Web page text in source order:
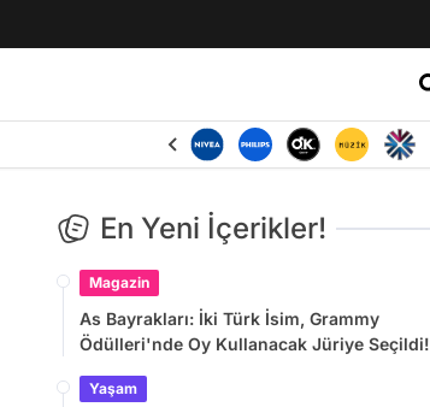
En Yeni İçerikler!
Magazin
As Bayrakları: İki Türk İsim, Grammy
Ödülleri'nde Oy Kullanacak Jüriye Seçildi!
Yaşam